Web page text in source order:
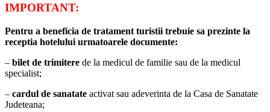
IMPORTANT:
Pentru a beneficia de tratament turistii trebuie sa prezinte la
receptia hotelului urmatoarele documente:
– bilet de trimitere de la medicul de familie sau de la medicul
specialist;
– cardul de sanatate activat sau adeverinta de la Casa de Sanatate
Judeteana;